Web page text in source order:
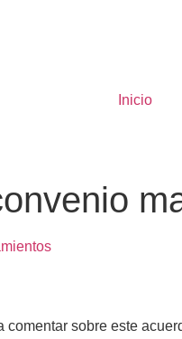
Inicio
comentar sobre este